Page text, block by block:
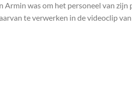
Armin was om het personeel van
te verwerken in de videoclip